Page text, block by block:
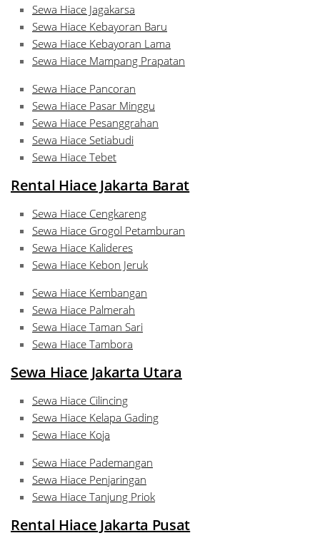
Sewa Hiace Jagakarsa
Sewa Hiace Kebayoran Baru
Sewa Hiace Kebayoran Lama
Sewa Hiace Mampang Prapatan
Sewa Hiace Pancoran
Sewa Hiace Pasar Minggu
Sewa Hiace Pesanggrahan
Sewa Hiace Setiabudi
Sewa Hiace Tebet
Rental Hiace Jakarta Barat
Sewa Hiace Cengkareng
Sewa Hiace Grogol Petamburan
Sewa Hiace Kalideres
Sewa Hiace Kebon Jeruk
Sewa Hiace Kembangan
Sewa Hiace Palmerah
Sewa Hiace Taman Sari
Sewa Hiace Tambora
Sewa Hiace Jakarta Utara
Sewa Hiace Cilincing
Sewa Hiace Kelapa Gading
Sewa Hiace Koja
Sewa Hiace Pademangan
Sewa Hiace Penjaringan
Sewa Hiace Tanjung Priok
Rental Hiace Jakarta Pusat